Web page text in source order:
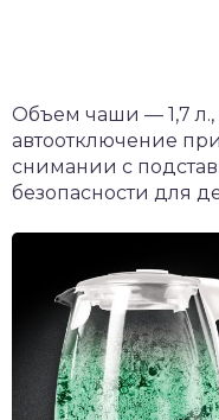
Объем чаши — 1,7 л.,
автоотключение
снимании с
безопасности для